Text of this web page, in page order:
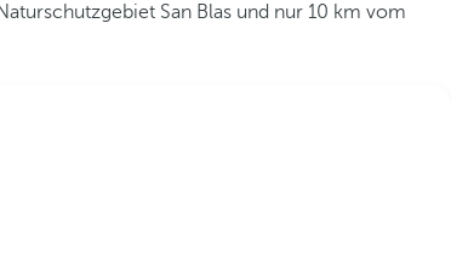
San Blas und nur 10 km vom